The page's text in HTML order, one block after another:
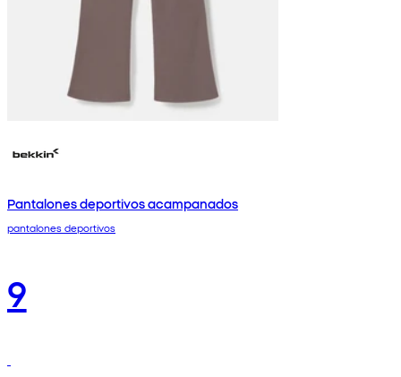
Pantalones deportivos acampanados
pantalones deportivos
9